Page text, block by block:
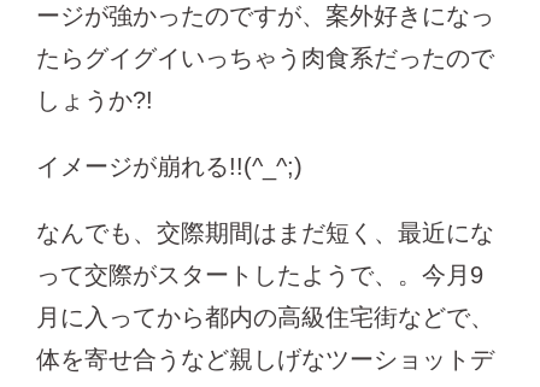
ージが強かったのですが、案外好きになっ
たらグイグイいっちゃう肉食系だったので
しょうか?!
イメージが崩れる!!(^_^;)
なんでも、交際期間はまだ短く、最近にな
って交際がスタートしたようで、。今月9
月に入ってから都内の高級住宅街などで、
体を寄せ合うなど親しげなツーショットデ